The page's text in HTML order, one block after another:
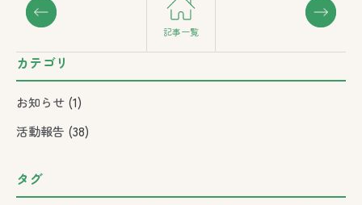
カテゴリ
お知らせ (1)
活動報告 (38)
タグ
記事一覧